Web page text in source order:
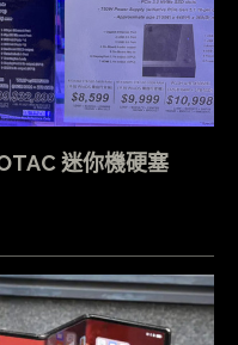
迷你機硬塞